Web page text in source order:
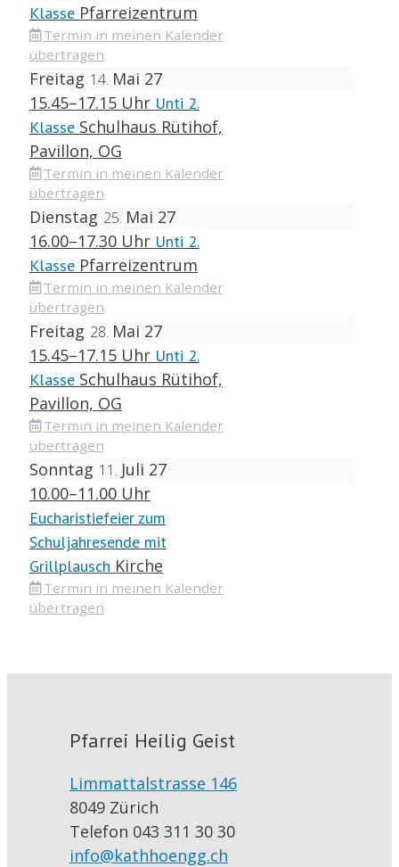
Klasse Pfarreizentrum
Termin in meinen Kalender
übertragen
Freitag 14 Mai 27
15.45–17.15 Uhr Unti 2.
Klasse Schulhaus Rütihof,
Pavillon, OG
Termin in meinen Kalender
übertragen
Dienstag 25 Mai 27
16.00–17.30 Uhr Unti 2.
Klasse Pfarreizentrum
Termin in meinen Kalender
übertragen
Freitag 28 Mai 27
15.45–17.15 Uhr Unti 2.
Klasse Schulhaus Rütihof,
Pavillon, OG
Termin in meinen Kalender
übertragen
Sonntag 11 Juli 27
10.00–11.00 Uhr
Eucharistiefeier zum
Schuljahresende mit
Grillplausch Kirche
Termin in meinen Kalender
übertragen
Pfarrei Heilig Geist
Limmattalstrasse 146
8049 Zürich
Telefon 043 311 30 30
info@kathhoengg.ch